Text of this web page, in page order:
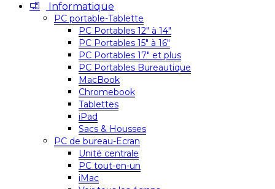
Informatique
PC portable-Tablette
PC Portables 12″ à 14″
PC Portables 15″ à 16″
PC Portables 17″ et plus
PC Portables Bureautique
MacBook
Chromebook
Tablettes
iPad
Sacs & Housses
PC de bureau-Ecran
Unité centrale
PC tout-en-un
iMac